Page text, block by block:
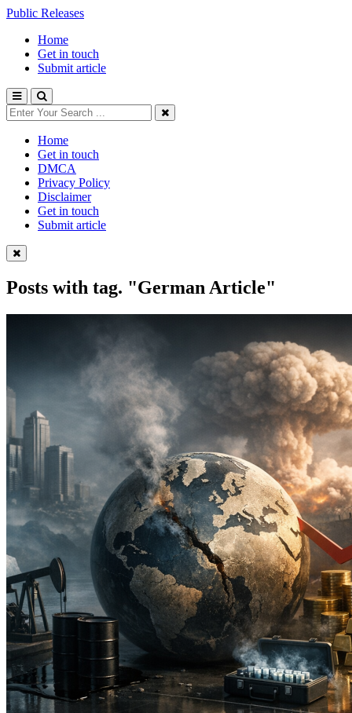
Public Releases
Home
Get in touch
Submit article
Home
Get in touch
DMCA
Privacy Policy
Disclaimer
Get in touch
Submit article
Posts with tag. "German Article"